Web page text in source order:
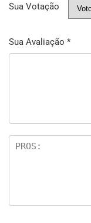
Sua Votação
Sua Avaliação *